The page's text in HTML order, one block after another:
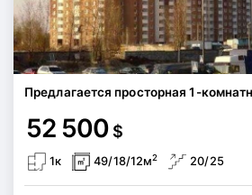
Предлагается просторная 1-
52 500 $
1к 49/18/12м2 20/25